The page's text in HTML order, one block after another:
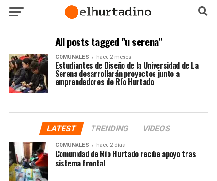
All posts tagged "u serena"
COMUNALES hace 2 meses
Estudiantes de Diseño de la Universidad de La
Serena desarrollarán proyectos junto a
emprendedores de Río Hurtado
LATEST TRENDING VIDEOS
COMUNALES hace 2 días
Comunidad de Río Hurtado recibe apoyo tras
sistema frontal